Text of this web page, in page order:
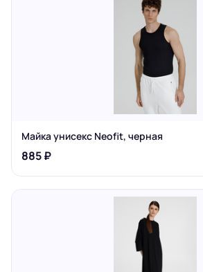
Майка унисекс Neofit, черная
885 ₽